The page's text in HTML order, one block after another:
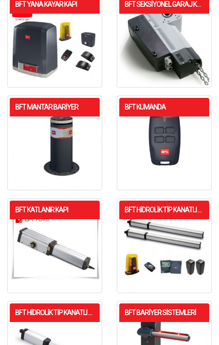
BFT YANA KAYAR KAPI BFT SEKSIYONEL GARAJ KAPISI
BFT MANTAR BARIYER BFT KUMANDA
BFT KATLANIR KAPI BFT HIDROLIK TIP KANATLI KAPI
BFT HIDROLIK TIP KANATLI KAPI BFT BARIYER SISTEMLERI